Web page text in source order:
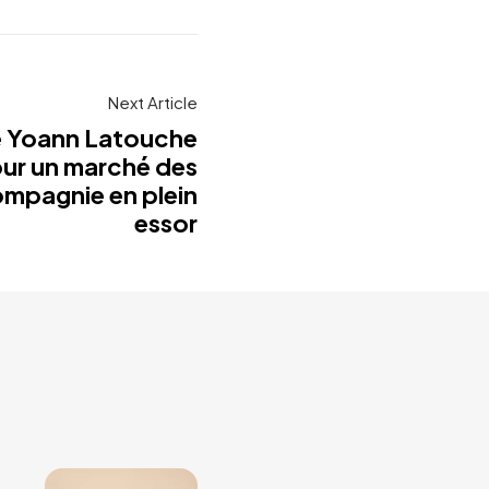
Next Article
Yoann Latouche
un marché des
en plein
essor